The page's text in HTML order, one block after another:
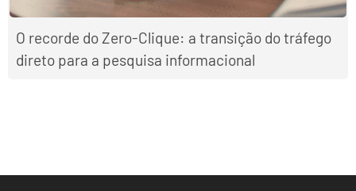
O recorde do Zero-Clique: a transição do tráfego
direto para a pesquisa informacional